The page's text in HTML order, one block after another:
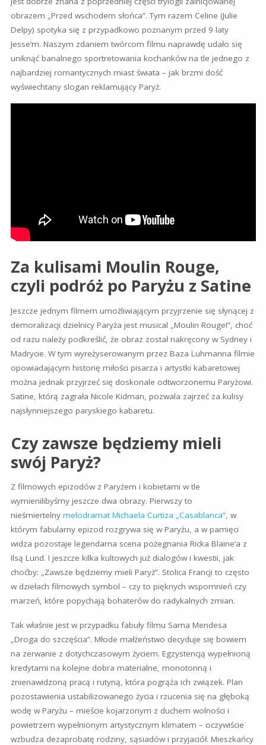
obrazem „Przed wschodem słońca”.Tym razem Celine (Julie
Delpy) spotyka się z przypadkowo poznanym przed 9 laty
Jesse’m. Naszym zdaniem twórcom filmu naprawdę udało się
uniknąć banalnego sportretowania kochanków na tle jednego z
najbardziej romantycznych miast świata – jak brzmi dość
wyświechtany slogan reklamujący Paryż.
Za kulisami Moulin Rouge,
czyli podróż po Paryżu z Satine
Jeszcze jednym filmem umożliwiającym przyjrzenie się słynącej z
demoralizacji dzielnicy Paryża jest musical „Moulin Rouge!”, choć
od razu należy podkreślić, że obraz został nakręcony w Sydney i
Madrycie. W tym wyreżyserowanym przez Baza Luhmanna filmie
opowiadającym historię miłości pisarza i artystki kabaretowej
można jednak przyjrzeć się doskonale odtworzonemu Paryżowi.
Satine, którą zagrała Nicole Kidman, pozwala zajrzeć za kulisy
najsłynniejszego paryskiego kabaretu.
Czy zawsze będziemy mieli
swój Paryż?
Z filmowych epizodów z Paryżem i kobietami w tle
wymienilibyśmy jeszcze dwa obrazy. Pierwszy to
nieśmiertelny melodramat Michaela Curtiza „Casablanca”, w
którym fabularny epizod rozgrywa się w Paryżu, a w pamięci
widza pozostaje legendarna scena pożegnania Ricka Blaine’a z
Ilsą Lund. I jeszcze kilka kultowych już dialogów i kwestii, jak
choćby: „Zawsze będziemy mieli Paryż”. Stolica Francji to często
w dziełach filmowych symbol – czy to pięknych wspomnień czy
marzeń, które popychają bohaterów do radykalnych zmian.
Tak właśnie jest w przypadku fabuły filmu Sama Mendesa
„Droga do szczęścia”. Młode małżeństwo decyduje się bowiem
na zerwanie z dotychczasowym życiem. Egzystencją wypełnioną
kredytami na kolejne dobra materialne, monotonną i
znienawidzoną pracą i rutyną, która pogrąża ich związek. Plan
pozostawienia ustabilizowanego życia i rzucenia się na głęboką
wodę w Paryżu – mieście kojarzonym z duchem wolności i
powietrzem wypełnionym artystycznym klimatem – oczywiście
wzbudza dezaprobatę rodziny, sąsiadów i przyjaciół. Mieszkańcy